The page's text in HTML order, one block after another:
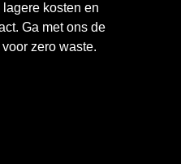
kosten en
Ga met ons de
zero waste.